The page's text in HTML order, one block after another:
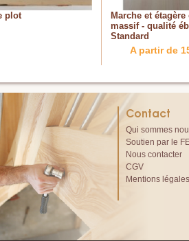
plot
Marche et
massif - qualité
Standard
A partir de
Contact
Qui sommes
Soutien par le
Nous contacter
CGV
Mentions légales